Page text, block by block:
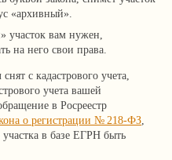
«архивный».
участок вам нужен,
на него свои права.
с кадастрового учета,
учета вашей
в Росреестр
о регистрации № 218-ФЗ,
в базе ЕГРН быть